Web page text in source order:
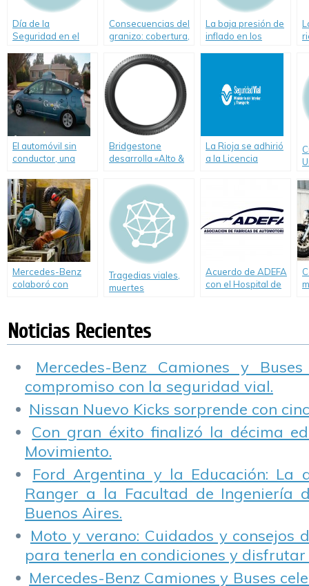
Día de la
Seguridad en el
los siniestros viales
Consecuencias del
granizo: cobertura,
costos
La baja presión de
inflado en los
extra
El automóvil sin
conductor, una
más cercana
Bridgestone
desarrolla «Alto &
concepto en
neumáticos
La Rioja se adhirió
a la Licencia
Mercedes-Benz
colaboró con
en la realización de
mobiliario para
comedores
Tragedias viales,
muertes
solución?
Acuerdo de ADEFA
con el Hospital de
P. Garrahan.
Noticias Recientes
Mercedes-Benz Camiones y
compromiso con la seguridad vial.
Nissan Nuevo Kicks sorprende con
Con gran éxito finalizó la décima
Movimiento.
Ford Argentina y la Educación: La
Ranger a la Facultad de Ingeniería
Buenos Aires.
Moto y verano: Cuidados y consejos
para tenerla en condiciones y disfrutar
Mercedes-Benz Camiones y Buses